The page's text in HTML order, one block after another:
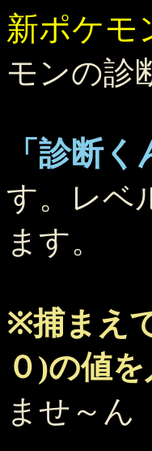
新ポケモ
モンの診
「診断く
す。レベ
ます。
※捕まえ
０)の値
ませ～ん